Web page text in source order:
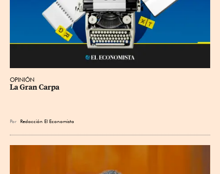
OPINIÓN
La Gran Carpa
Por Redacción El Economista